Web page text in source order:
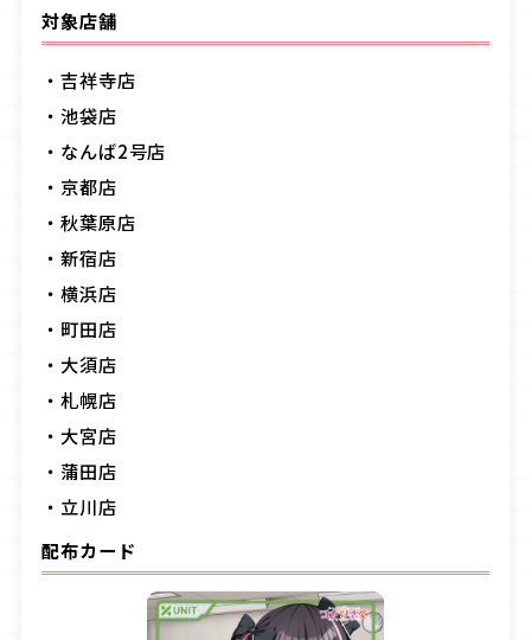
対象店舗
・ 吉祥寺店
・池袋店
・なんば2号店
・京都店
・秋葉原店
・新宿店
・横浜店
・町田店
・大須店
・札幌店
・大宮店
・蒲田店
・立川店
配布カード